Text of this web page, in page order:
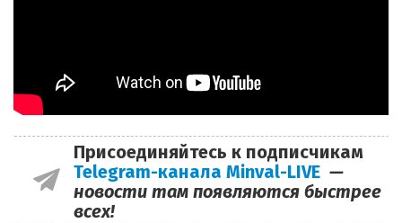
Присоединяйтесь к подписчикам
Telegram-канала Minval-LIVE —
новости там появляются быстрее
всех!